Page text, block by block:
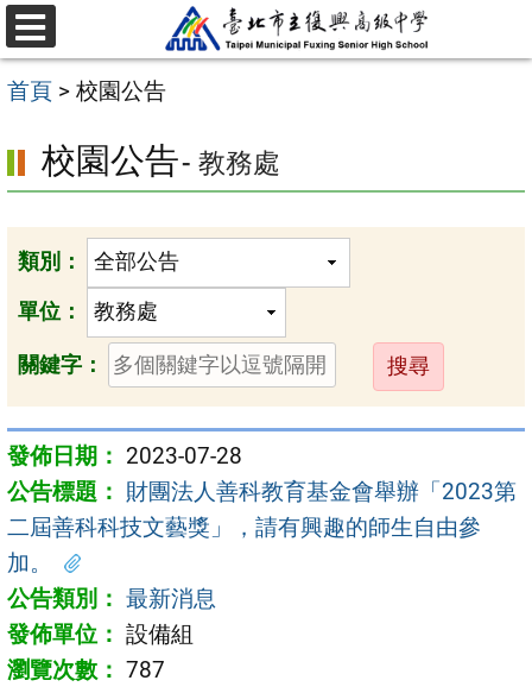
跳
至
主
內
容
區
選
單
首頁 > 校園公告
校園公告- 教務處
類別：
單位：
關鍵字：
送
出
2023-07-28
財團法人善科教育基金會舉辦「2023第
二屆善科科技文藝獎」，請有興趣的師生自由參
加。
最新消息
設備組
787